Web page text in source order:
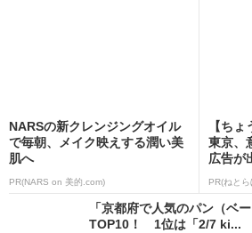
NARSの新クレンジングオイル
で毎朝、メイク映えする潤い美
肌へ
PR(NARS on 美的.com)
【ち
東京、
広告が
PR(ねとら
「京都府で人気のパン（ベ
TOP10！ 1位は「2/7 ki...